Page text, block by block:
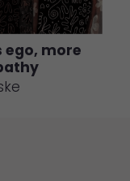
Naar
ego, more